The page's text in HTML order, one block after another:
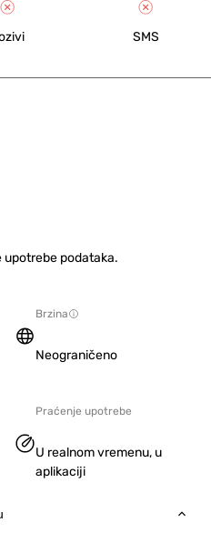
SMS
upotrebe podataka.
Brzina
Neograničeno
Praćenje upotrebe
U realnom vremenu, u
aplikaciji